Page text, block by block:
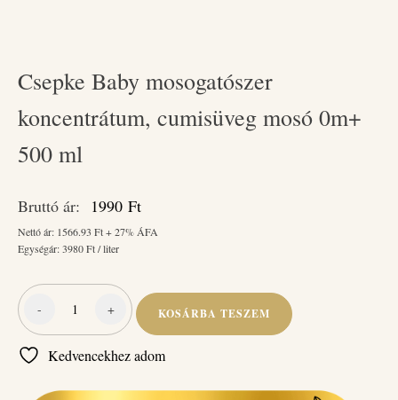
Csepke Baby mosogatószer
koncentrátum, cumisüveg mosó 0m+
500 ml
Bruttó ár: 1990 Ft
Nettó ár: 1566.93 Ft + 27% ÁFA
Egységár:3980Ft / liter
-
Csepke
mosogatószer
cumisüveg
+ KOSÁRBA TESZEM
Kedvencekhez adom